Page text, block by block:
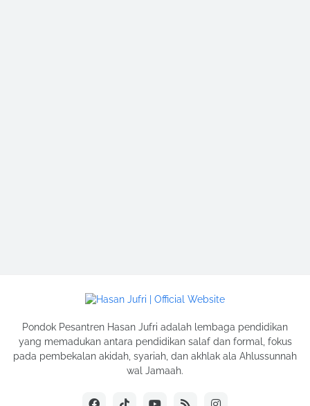
Pondok Pesantren Hasan Jufri adalah lembaga pendidikan
yang memadukan antara pendidikan salaf dan formal, fokus
pada pembekalan akidah, syariah, dan akhlak ala Ahlussunnah
wal Jamaah.